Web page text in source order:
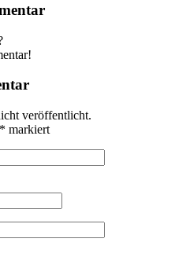
veröffentlicht.
* markiert